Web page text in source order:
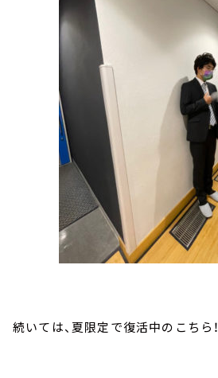
続いては、夏限定で復活中のこちら！